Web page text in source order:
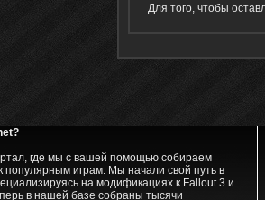
Для того, чтобы
где мы с вашей помощью собираем
играм. Мы начали свой путь в
на модификациях к Fallout 3 и
в нашей базе собраны тысячи